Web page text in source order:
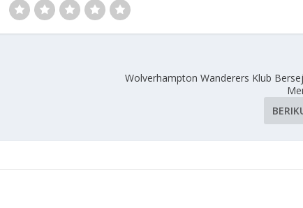
Wolverhampton Wanderers Klub